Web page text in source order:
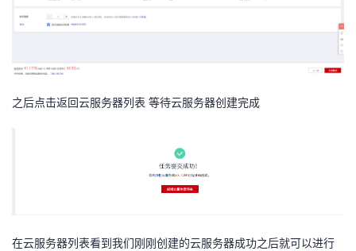
之后点击返回云服务器列表 等待云服务器创建完成
在云服务器列表看到我们刚刚创建的云服务器成功之后就可以进行